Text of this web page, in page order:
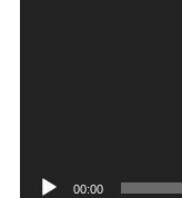
00:00